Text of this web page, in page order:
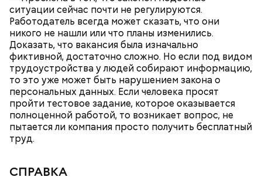
ситуации сейчас почти не регулируются.
Работодатель всегда может сказать, что они
никого не нашли или что планы изменились.
Доказать, что вакансия была изначально
фиктивной, достаточно сложно. Но если под видом
трудоустройства у людей собирают информацию,
то это уже может быть нарушением закона о
персональных данных. Если человека просят
пройти тестовое задание, которое оказывается
полноценной работой, то возникает вопрос, не
пытается ли компания просто получить бесплатный
труд.
СПРАВКА
День «Счастье случается»
Противень ставится в духовку, разогретую до 180–